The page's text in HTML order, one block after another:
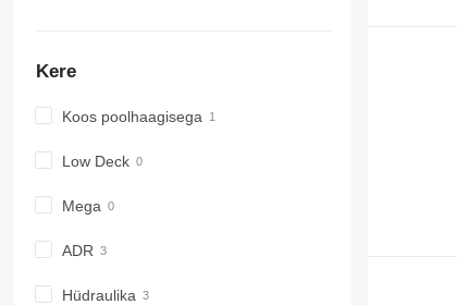
Kere
Koos poolhaagisega
Low Deck
Mega
ADR
Hüdraulika